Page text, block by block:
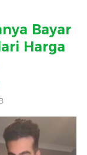
Bayar
Harga